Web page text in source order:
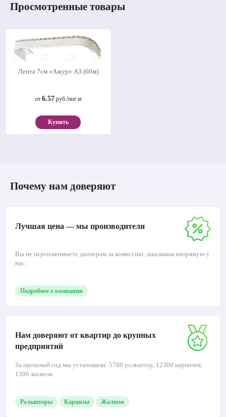
Просмотренные товары
Лента 7см «Ажур» А3 (60м)
от 6.57руб./пог.м
Купить
Почему нам доверяют
Лучшая цена — мы производители
Вы не переплачиваете диллерам за комиссию, заказывая напрямую у
нас.
Подробнее о компании
Нам доверяют от квартир до крупных
предприятий
За прошлый год мы установили: 5780 рольштор, 12300 карнизов,
1300 жалюзи.
Рольшторы Карнизы Жалюзи